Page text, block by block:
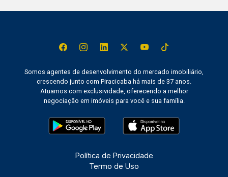
Somos agentes de desenvolvimento do mercado imobiliário,
crescendo junto com Piracicaba há mais de 37 anos.
Atuamos com exclusividade, oferecendo a melhor
negociação em imóveis para você e sua família.
Política de Privacidade
Termo de Uso